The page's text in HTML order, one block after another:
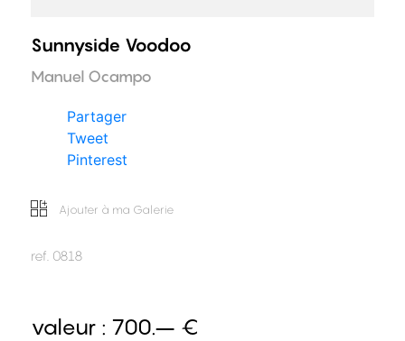
Sunnyside Voodoo
Manuel Ocampo
Partager
Tweet
Pinterest
Ajouter à ma Galerie
ref. 0818
valeur : 700.– €